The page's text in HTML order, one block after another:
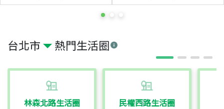
台北市 熱門生活圈
林森北路生活圈 民權西路生活圈